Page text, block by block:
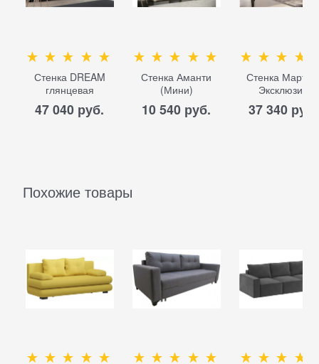
Стенка DREAM
глянцевая
47 040 руб.
Стенка Аманти
(Мини)
10 540 руб.
Стенка Марта
Эксклюзив
37 340 руб.
Похожие товары